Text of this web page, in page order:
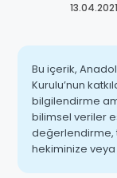
13.04.2021
Bu içerik,
Kurulu’nun
bilgilendirme
bilimsel veriler
değerlendirme,
hekiminize veya